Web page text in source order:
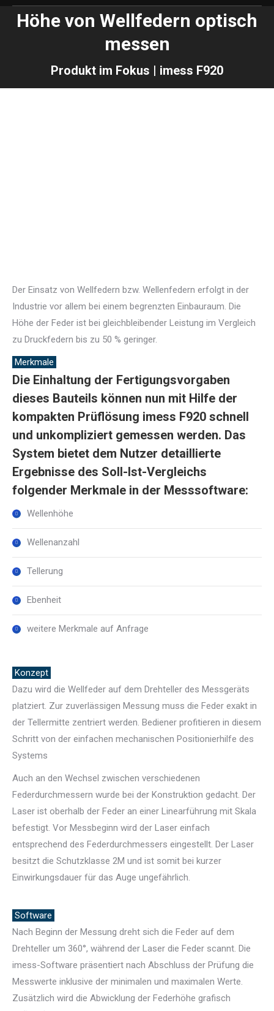
Höhe von Wellfedern optisch
messen
Produkt im Fokus | imess F920
Der Einsatz von Wellfedern bzw. Wellenfedern erfolgt in der
Industrie vor allem bei einem begrenzten Einbauraum. Die
Höhe der Feder ist bei gleichbleibender Leistung im Vergleich
zu Druckfedern bis zu 50 % geringer.
Merkmale
Die Einhaltung der Fertigungsvorgaben
dieses Bauteils können nun mit Hilfe der
kompakten Prüflösung imess F920 schnell
und unkompliziert gemessen werden. Das
System bietet dem Nutzer detaillierte
Ergebnisse des Soll-Ist-Vergleichs
folgender Merkmale in der Messsoftware:
Wellenhöhe
Wellenanzahl
Tellerung
Ebenheit
weitere Merkmale auf Anfrage
Konzept
Dazu wird die Wellfeder auf dem Drehteller des Messgeräts
platziert. Zur zuverlässigen Messung muss die Feder exakt in
der Tellermitte zentriert werden. Bediener profitieren in diesem
Schritt von der einfachen mechanischen Positionierhilfe des
Systems
Auch an den Wechsel zwischen verschiedenen
Federdurchmessern wurde bei der Konstruktion gedacht. Der
Laser ist oberhalb der Feder an einer Linearführung mit Skala
befestigt. Vor Messbeginn wird der Laser einfach
entsprechend des Federdurchmessers eingestellt. Der Laser
besitzt die Schutzklasse 2M und ist somit bei kurzer
Einwirkungsdauer für das Auge ungefährlich.
Software
Nach Beginn der Messung dreht sich die Feder auf dem
Drehteller um 360°, während der Laser die Feder scannt. Die
imess-Software präsentiert nach Abschluss der Prüfung die
Messwerte inklusive der minimalen und maximalen Werte.
Zusätzlich wird die Abwicklung der Federhöhe grafisch